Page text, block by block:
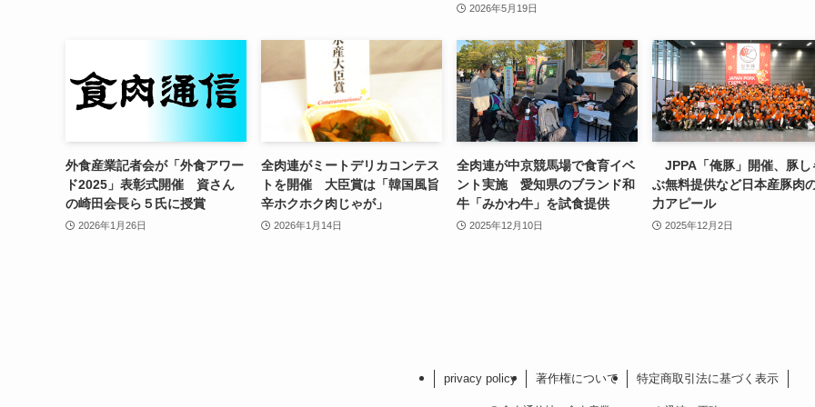
2026年5月19日
外食産業記者会が「外食アワー
ド2025」表彰式開催 資さん
の崎田会長ら５氏に授賞
2026年1月26日
全肉連がミートデリカコンテス
トを開催 大臣賞は「韓国風旨
辛ホクホク肉じゃが」
2026年1月14日
全肉連が中京競馬場で食育イベ
ント実施 愛知県のブランド和
牛「みかわ牛」を試食提供
2025年12月10日
JPPA「俺豚」開催、豚し
ぶ無料提供など日本産豚肉
力アピール
2025年12月2日
privacy policy 著作権について 特定商取引法に基づく表示